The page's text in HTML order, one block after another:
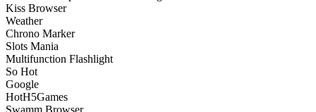
Kiss Browser
Weather
Chrono Marker
Slots Mania
Multifunction Flashlight
So Hot
Google
HotH5Games
Swamm Browser